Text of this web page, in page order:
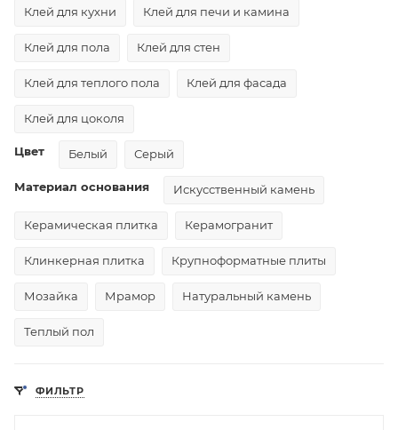
Клей для кухни Клей для печи и камина
Клей для пола Клей для стен
Клей для теплого пола Клей для фасада
Клей для цоколя
Цвет Белый Серый
Материал основания Искусственный камень
Керамическая плитка Керамогранит
Клинкерная плитка Крупноформатные плиты
Мозайка Мрамор Натуральный камень
Теплый пол
ФИЛЬТР